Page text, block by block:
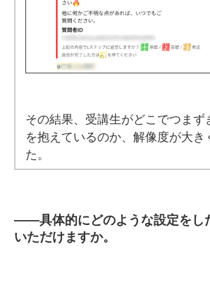
その結果、受講生がどこでつまず
を抱えているのか、解像度が大き
た。
――具体的にどのような設定をし
いただけますか。